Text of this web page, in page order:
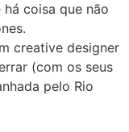
coisa que não
creative designer
(com os seus
pelo Rio